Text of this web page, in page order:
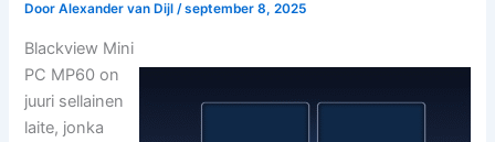
DoorAlexander van Dijl/september 8, 2025
Blackview Mini
PC MP60 on
juuri sellainen
laite, jonka